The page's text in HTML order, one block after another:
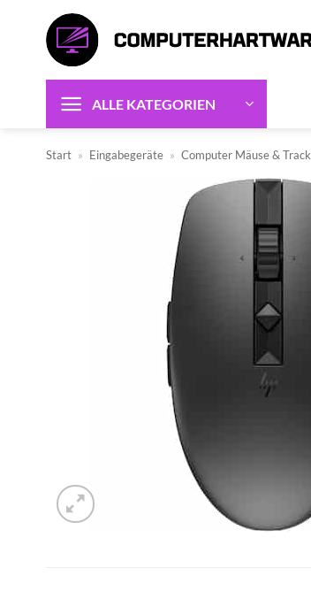
springen
ALLE KATEGORIEN
Start » Eingabegeräte » Computer Mäuse &